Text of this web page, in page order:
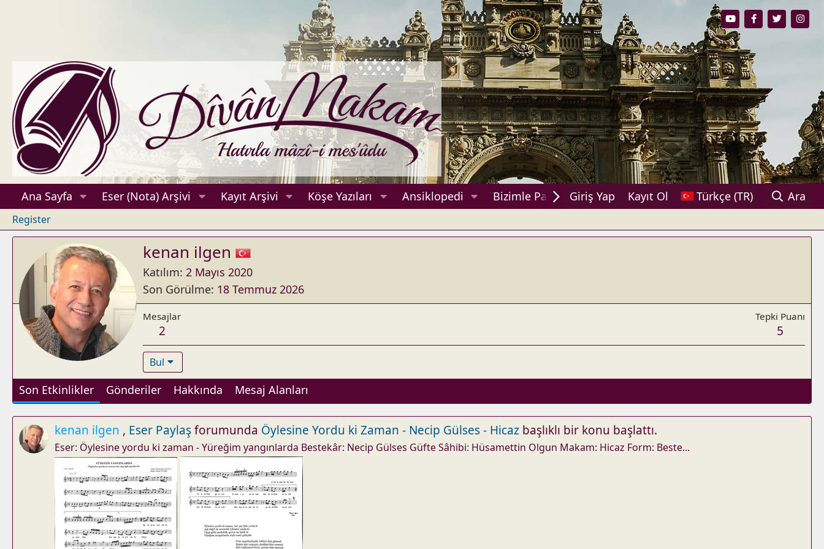
Ana Sayfa Eser (Nota) Arşivi Kayıt Arşivi Köşe Yazıları Ansiklopedi Bizimle Paylaşın!Giriş Yap Kayıt Ol Türkçe (TR) Ara
Register
kenan ilgen
Katılım 2 Mayıs 2020
Son Görülme 18 Temmuz 2026
Mesajlar
2
Tepki Puanı
5
Bul
Son Etkinlikler Gönderiler Hakkında Mesaj Alanları
kenan ilgen , Eser Paylaşforumunda Öylesine Yordu ki Zaman - Necip Gülses - Hicaz başlıklı bir konu başlattı.
Eser: Öylesine yordu ki zaman - Yüreğim yangınlarda Bestekâr: Necip Gülses Güfte Sâhibi: Hüsamettin Olgun Makam: Hicaz Form: Beste...